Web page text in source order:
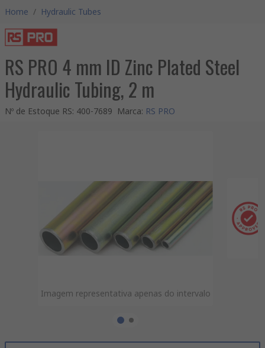
Home / Hydraulic Tubes
RS PRO 4 mm ID Zinc Plated Steel
Hydraulic Tubing, 2 m
Nº de Estoque RS: 400-7689 Marca: RS PRO
Imagem representativa apenas do intervalo
Imagem representativa apenas do intervalo